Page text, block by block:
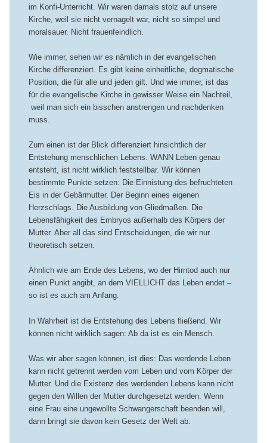
im Konfi-Unterricht. Wir waren damals stolz auf unsere
Kirche, weil sie nicht vernagelt war, nicht so simpel und
moralsauer. Nicht frauenfeindlich.
Wie immer, sehen wir es nämlich in der evangelischen
Kirche differenziert. Es gibt keine einheitliche, dogmatische
Position, die für alle und jeden gilt. Und wie immer, ist das
für die evangelische Kirche in gewisser Weise ein Nachteil,
weil man sich ein bisschen anstrengen und nachdenken
muss.
Zum einen ist der Blick differenziert hinsichtlich der
Entstehung menschlichen Lebens. WANN Leben genau
entsteht, ist nicht wirklich feststellbar. Wir können
bestimmte Punkte setzen: Die Einnistung des befruchteten
Eis in der Gebärmutter. Der Beginn eines eigenen
Herzschlags. Die Ausbildung von Gliedmaßen. Die
Lebensfähigkeit des Embryos außerhalb des Körpers der
Mutter. Aber all das sind Entscheidungen, die wir nur
theoretisch setzen.
Ähnlich wie am Ende des Lebens, wo der Hirntod auch nur
einen Punkt angibt, an dem VIELLICHT das Leben endet –
so ist es auch am Anfang.
In Wahrheit ist die Entstehung des Lebens fließend. Wir
können nicht wirklich sagen: Ab da ist es ein Mensch.
Was wir aber sagen können, ist dies: Das werdende Leben
kann nicht getrennt werden vom Leben und vom Körper der
Mutter. Und die Existenz des werdenden Lebens kann nicht
gegen den Willen der Mutter durchgesetzt werden. Wenn
eine Frau eine ungewollte Schwangerschaft beenden will,
dann bringt sie davon kein Gesetz der Welt ab.